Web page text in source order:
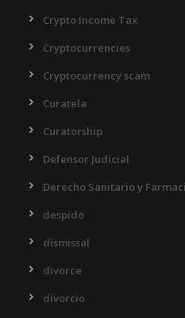
Crypto Income Tax
Cryptocurrencies
Cryptocurrency scam
Curatela
Curatorship
Defensor Judicial
Derecho Sanitario y
despido
dismissal
divorce
divorcio